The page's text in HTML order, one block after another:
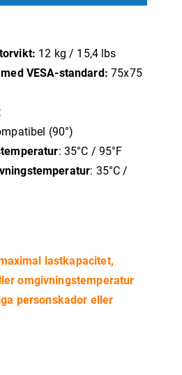
12 kg / 15,4 lbs
VESA-standard: 75x75
(90°)
: 35°C / 95°F
: 35°C /
lastkapacitet,
omgivningstemperatur
personskador eller